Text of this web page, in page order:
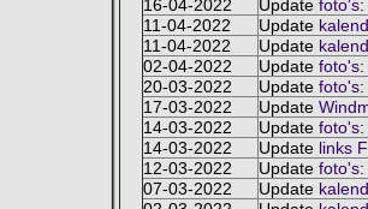
16-04-2022
Update foto's:
11-04-2022
Update
11-04-2022
Update
02-04-2022
Update foto's:
20-03-2022
Update foto's:
17-03-2022
Update
14-03-2022
Update foto's:
14-03-2022
Update links
12-03-2022
Update foto's:
07-03-2022
Update